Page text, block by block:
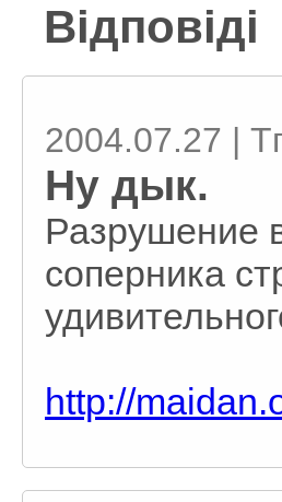
Відповіді
2004.07.27 |
Ну дык.
Разрушение
соперника
http://